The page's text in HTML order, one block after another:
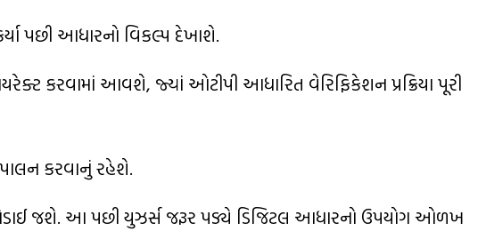
પછી આધારનો વિકલ્પ દેખાશે.
કરવામાં આવશે, જ્યાં ઓટીપી આધારિત વેરિફિકેશન પ્રક્રિયા પૂરી
કરવાનું રહેશે.
જશે. આ પછી યુઝર્સ જરૂર પડ્યે ડિજિટલ આધારનો ઉપયોગ ઓળખ